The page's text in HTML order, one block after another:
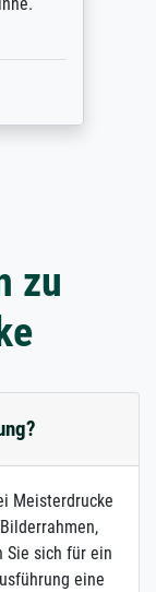
zu
Meisterdrucke
Sie sich für ein
eine